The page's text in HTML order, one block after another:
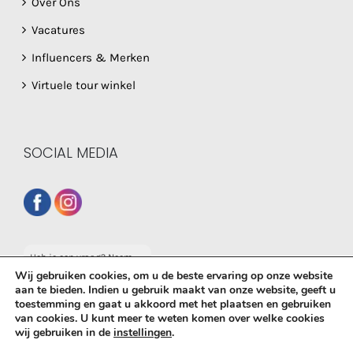
Vacatures
Influencers & Merken
Virtuele tour winkel
SOCIAL MEDIA
© Copyright 2026 De Babyboetiek | Powered byMplusKASSA
Woocommerce&WooCommerce Kassasysteem
Heb je een vraag? Neem
dan gerust contact op
met onze whatsapp
service!
Wij gebruiken cookies, om u de beste ervaring op onze website
aan te bieden. Indien u gebruik maakt van onze website, geeft u
toestemming en gaat u akkoord met het plaatsen en gebruiken
van cookies. U kunt meer te weten komen over welke cookies
wij gebruiken in de instellingen.